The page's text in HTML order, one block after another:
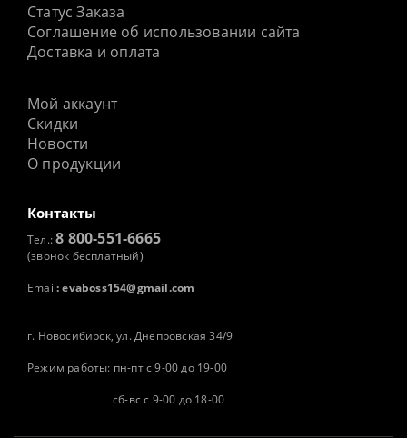
Статус Заказа
Соглашение об использовании сайта
Доставка и оплата
Мой аккаунт
Скидки
Новости
О продукции
Контакты
Тел.:8 800-551-6665
(звонок бесплатный)
Email: evaboss154@gmail.com
г. Новосибирск, ул. Днепровская 34/9
Режим работы: пн-пт с 9-00 до 19-00
сб-вс с 9-00 до 18-00